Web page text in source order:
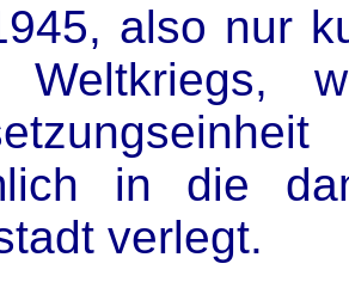
also nur
Weltkriegs,
in die
verlegt.